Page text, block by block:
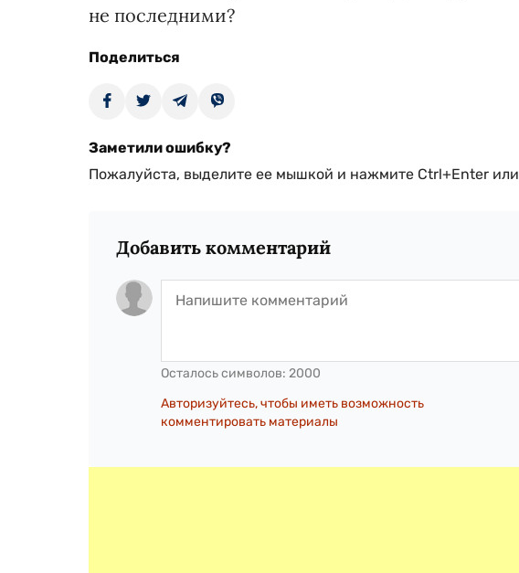
не последними?
Поделиться
Заметили ошибку?
Пожалуйста, выделите ее мышкой и нажмите Ctrl+Enter или
Добавить комментарий
Осталось символов: 2000
Авторизуйтесь, чтобы иметь возможность
комментировать материалы